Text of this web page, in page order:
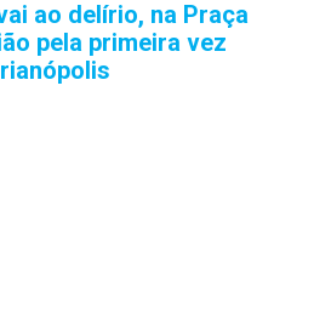
ao delírio, na Praça
pela primeira vez